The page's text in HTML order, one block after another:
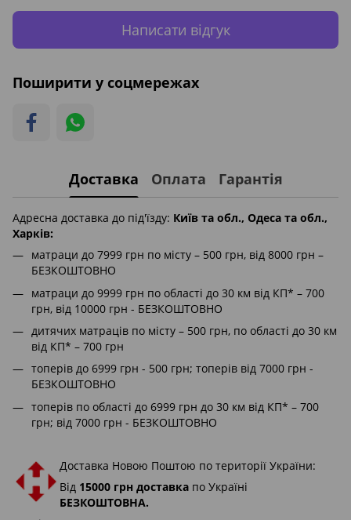
Написати відгук
Поширити у соцмережах
Доставка Оплата Гарантія
Адресна доставка до під'їзду: Київ та обл., Одеса та обл.,
Харків:
матраци до 7999 грн по місту – 500 грн, від 8000 грн –
БЕЗКОШТОВНО
матраци до 9999 грн по області до 30 км від КП* – 700
грн, від 10000 грн - БЕЗКОШТОВНО
дитячих матраців по місту – 500 грн, по області до 30 км
від КП* – 700 грн
топерів до 6999 грн - 500 грн; топерів від 7000 грн -
БЕЗКОШТОВНО
топерів по області до 6999 грн до 30 км від КП* – 700
грн; від 7000 грн - БЕЗКОШТОВНО
Доставка Новою Поштою по території України:
Від 15000 грн доставка по Україні
БЕЗКОШТОВНА.